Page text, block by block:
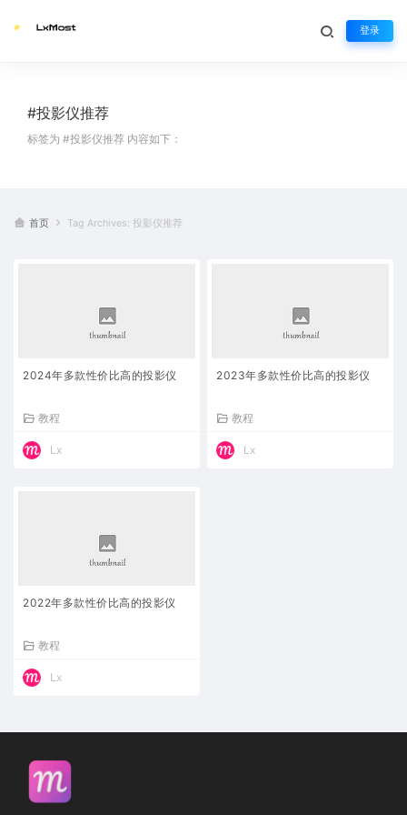
登录
#投影仪推荐
标签为 #投影仪推荐 内容如下：
首页 Tag Archives: 投影仪推荐
2024年多款性价比高的投影仪
教程
Lx
2023年多款性价比高的投影仪
教程
Lx
2022年多款性价比高的投影仪
教程
Lx